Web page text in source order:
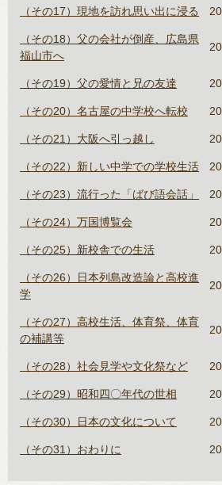
（その17）現地を訪れ思い出に浸る
（その18）父の会社が倒産、広島県
福山市へ
（その19）父の愛情と兄の友達
（その20）名古屋の中学校へ転校
（その21）大阪へ引っ越し
（その22）新しい中学での学校生活
（その23）流行った「ばび語会話」
（その24）万国博覧会
（その25）新校舎での生活
（その26）日本列島改造論と高校進
学
（その27）高校生活、体育祭、体育
の補講等
（その28）社会見学や文化祭など
（その29）昭和四〇年代の世相
（その30）日本の文化について
（その31）おわりに